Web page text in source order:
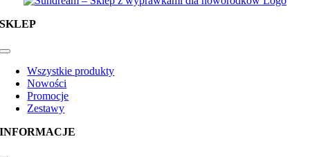
SKLEP
Toggle
NavigationWszystkie produkty
Nowości
Promocje
Zestawy
INFORMACJE